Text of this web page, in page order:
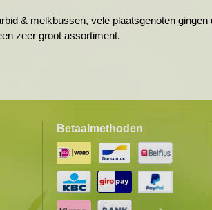
& melkbussen, vele plaatsgenoten gingen
zeer groot assortiment.
Betaalmethoden